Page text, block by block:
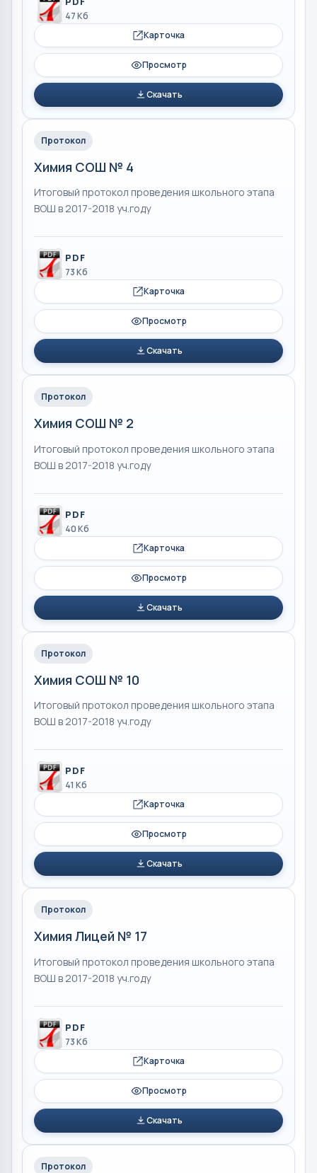
47 Кб
Карточка
Просмотр
Скачать
Протокол
Химия СОШ № 4
Итоговый протокол проведения школьного этапа
ВОШ в 2017-2018 уч.году
PDF
73 Кб
Карточка
Просмотр
Скачать
Протокол
Химия СОШ № 2
Итоговый протокол проведения школьного этапа
ВОШ в 2017-2018 уч.году
PDF
40 Кб
Карточка
Просмотр
Скачать
Протокол
Химия СОШ № 10
Итоговый протокол проведения школьного этапа
ВОШ в 2017-2018 уч.году
PDF
41 Кб
Карточка
Просмотр
Скачать
Протокол
Химия Лицей № 17
Итоговый протокол проведения школьного этапа
ВОШ в 2017-2018 уч.году
PDF
73 Кб
Карточка
Просмотр
Скачать
Протокол